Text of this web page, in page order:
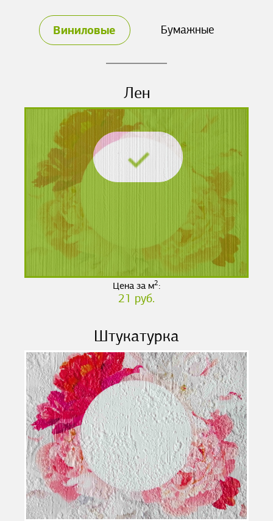
Виниловые Бумажные
Лен
Цена за м2:
21 руб.
Штукатурка